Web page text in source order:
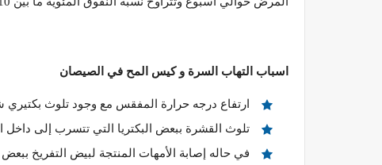
اسباب التهاب السرة و كيس المح في الصيصان
ارتفاع درجه حرارة المفقس مع وجود تلوث بكتيري
تلوث القشرة ببعض البكتريا التي تتسرب إلى
في حاله إصابة الأمهات المنتجة لبيض التفريخ